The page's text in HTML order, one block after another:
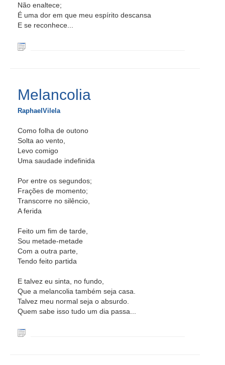
Não enaltece;
É uma dor em que meu espírito descansa
E se reconhece...
Melancolia
RaphaelVilela
Como folha de outono
Solta ao vento,
Levo comigo
Uma saudade indefinida
Por entre os segundos;
Frações de momento;
Transcorre no silêncio,
A ferida
Feito um fim de tarde,
Sou metade-metade
Com a outra parte,
Tendo feito partida
E talvez eu sinta, no fundo,
Que a melancolia também seja casa.
Talvez meu normal seja o absurdo.
Quem sabe isso tudo um dia passa...